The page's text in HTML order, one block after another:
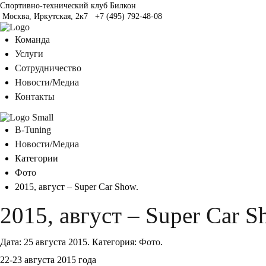
Спортивно-технический клуб Билкон
Москва, Иркутская, 2к7
+7 (495) 792-48-08
Команда
Услуги
Сотрудничество
Новости/Медиа
Контакты
B-Tuning
Новости/Медиа
Категории
Фото
2015, август – Super Car Show.
2015, август – Super Car
Дата: 25 августа 2015. Категория: Фото.
22-23 августа 2015 года